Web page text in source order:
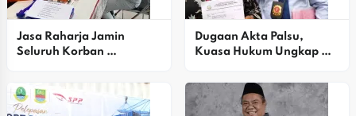
Jasa Raharja Jamin
Seluruh Korban
Sumenep
Dugaan Akta Palsu,
Kuasa Hukum Ungkap